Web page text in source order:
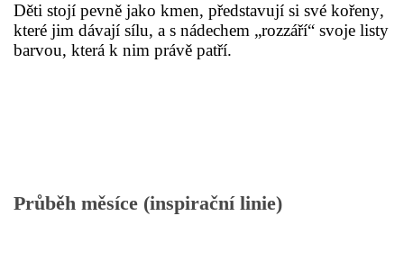
HALLOWEEN
SVATÁ KATEŘINA 25.LISTOPADU
Děti stojí pevně jako kmen, představují si své kořeny,
které jim dávají sílu, a s nádechem „rozzáří“ svoje listy
barvou, která k nim právě patří.
Průběh měsíce (inspirační linie)